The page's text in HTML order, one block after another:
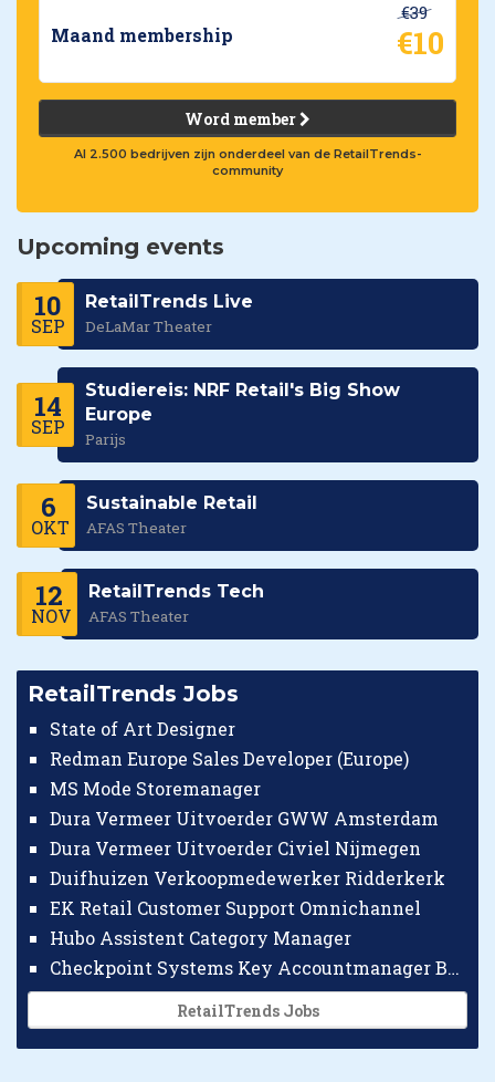
Maand membership
€39
€10
Word member
Al 2.500 bedrijven zijn onderdeel van de RetailTrends-
community
Upcoming events
10
SEP
RetailTrends Live
DeLaMar Theater
14
SEP
Studiereis: NRF Retail's Big Show
Europe
Parijs
6
OKT
Sustainable Retail
AFAS Theater
12
NOV
RetailTrends Tech
AFAS Theater
RetailTrends Jobs
State of Art Designer
Redman Europe Sales Developer (Europe)
MS Mode Storemanager
Dura Vermeer Uitvoerder GWW Amsterdam
Dura Vermeer Uitvoerder Civiel Nijmegen
Duifhuizen Verkoopmedewerker Ridderkerk
EK Retail Customer Support Omnichannel
Hubo Assistent Category Manager
Checkpoint Systems Key Accountmanager Benelux
RetailTrends Jobs